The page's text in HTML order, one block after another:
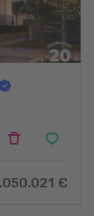
€